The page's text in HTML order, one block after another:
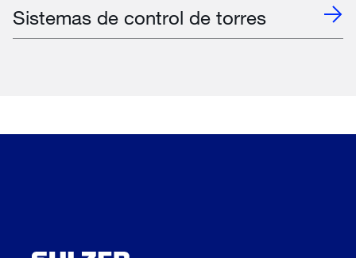
Sistemas de control de torres